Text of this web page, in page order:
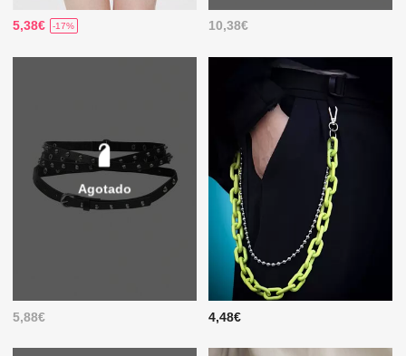
5,38€ -17% 10,38€
Agotado
5,88€ 4,48€